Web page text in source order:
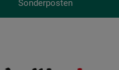
Sonderposten